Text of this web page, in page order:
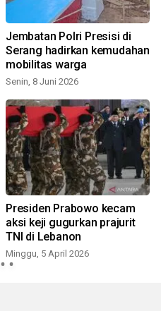
Jembatan Polri Presisi di
Serang hadirkan kemudahan
mobilitas warga
Senin, 8 Juni 2026
Presiden Prabowo kecam
aksi keji gugurkan prajurit
TNI di Lebanon
Minggu, 5 April 2026